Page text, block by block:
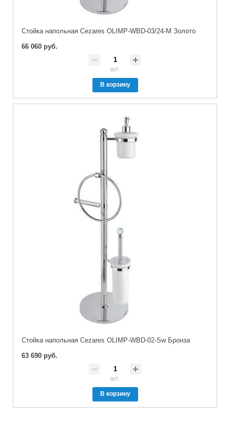
Стойка напольная Cezares OLIMP-WBD-03/24-M Золото
66 060 руб.
шт.
В корзину
Стойка напольная Cezares OLIMP-WBD-02-Sw Бронза
63 690 руб.
шт.
В корзину